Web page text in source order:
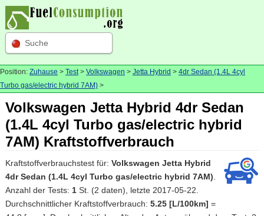
Suche
Position: Zuhause > Test> Volkswagen > Jetta Hybrid > 4dr Sedan (1.4L 4cyl
Turbo gas/electric hybrid 7AM) >
Volkswagen Jetta Hybrid 4dr Sedan
(1.4L 4cyl Turbo gas/electric hybrid
7AM) Kraftstoffverbrauch
Kraftstoffverbrauchstest für: Volkswagen Jetta Hybrid
4dr Sedan (1.4L 4cyl Turbo gas/electric hybrid 7AM)
Anzahl der Tests: 1St. (2 daten), letzte 2017-05-22.
Durchschnittlicher Kraftstoffverbrauch: 5.25 [L/100km] =